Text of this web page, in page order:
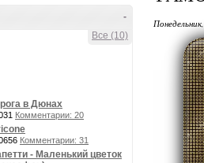
-
Все (10)
в Дюнах
Комментарии: 20
Комментарии: 31
- Маленький цветок